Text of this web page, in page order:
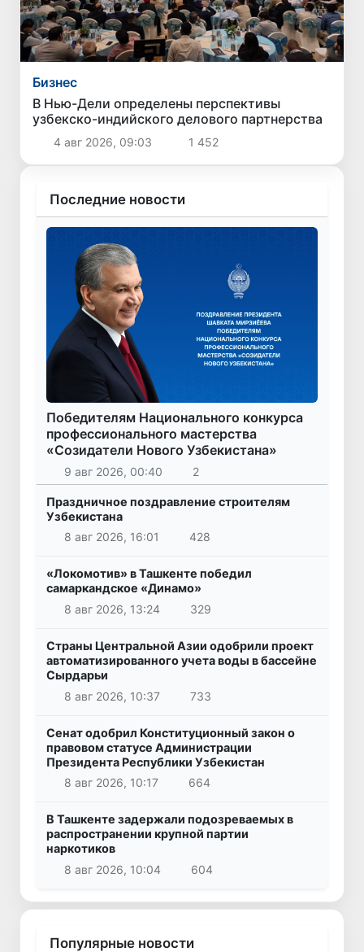
Бизнес
В Нью-Дели определены перспективы
узбекско-индийского делового партнерства
4 авг 2026, 09:03 1 452
Последние новости
Победителям Национального конкурса
профессионального мастерства
«Созидатели Нового Узбекистана»
9 авг 2026, 00:40 2
Праздничное поздравление строителям
Узбекистана
8 авг 2026, 16:01
428
«Локомотив» в Ташкенте победил
самаркандское «Динамо»
8 авг 2026, 13:24
329
Страны Центральной Азии одобрили проект
автоматизированного учета воды в бассейне
Сырдарьи
8 авг 2026, 10:37
733
Сенат одобрил Конституционный закон о
правовом статусе Администрации
Президента Республики Узбекистан
8 авг 2026, 10:17
664
В Ташкенте задержали подозреваемых в
распространении крупной партии
наркотиков
8 авг 2026, 10:04
604
Популярные новости